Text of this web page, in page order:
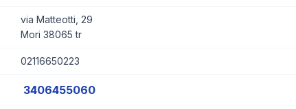
via Matteotti, 29
Mori 38065 tr
02116650223
3406455060